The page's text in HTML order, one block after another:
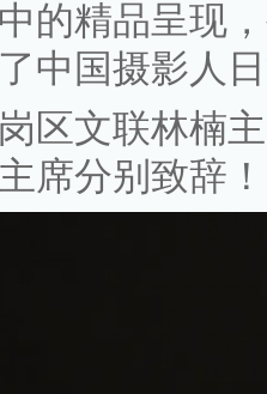
的精品呈现
中国摄影人
区文联林楠
席分别致辞！